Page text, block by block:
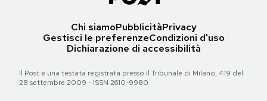
Chi siamoPubblicitàPrivacy
Gestisci le preferenzeCondizioni d'uso
Dichiarazione di accessibilità
Il Post è una testata registrata presso il Tribunale di Milano, 419 del
28 settembre 2009 - ISSN 2610-9980